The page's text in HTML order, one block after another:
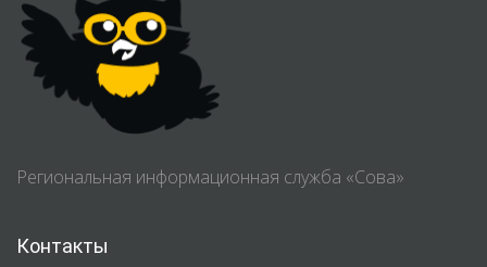
Региональная информационная служба «Сова»
Контакты